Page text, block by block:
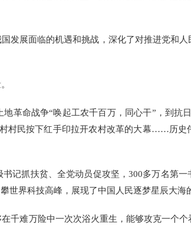
展面临的机遇和挑战，深化了对推进党和人
命战争“唤起工农千百万，同心干”，到抗
村民按下红手印拉开农村改革的大幕……历史
抓扶贫、全党动员促攻坚，300多万名第一
世界科技高峰，展现了中国人民逐梦星辰大
难万险中一次次浴火重生，能够攻克一个个